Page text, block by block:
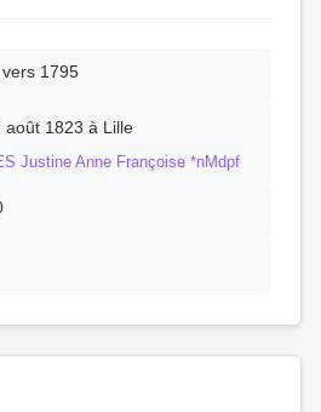
vers 1795
août 1823 à Lille
Justine Anne Françoise *nMdpf